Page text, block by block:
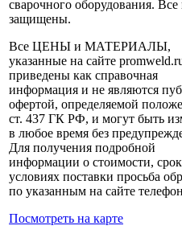
сварочного оборудования. Все
защищены.
Все ЦЕНЫ и МАТЕРИАЛЫ,
указанные на сайте
приведены как справочная
информация и не являются
офертой, определяемой
ст. 437 ГК РФ, и могут быть
в любое время без
Для получения подробной
информации о стоимости,
условиях поставки просьба
по указанным на сайте
Посмотреть на карте